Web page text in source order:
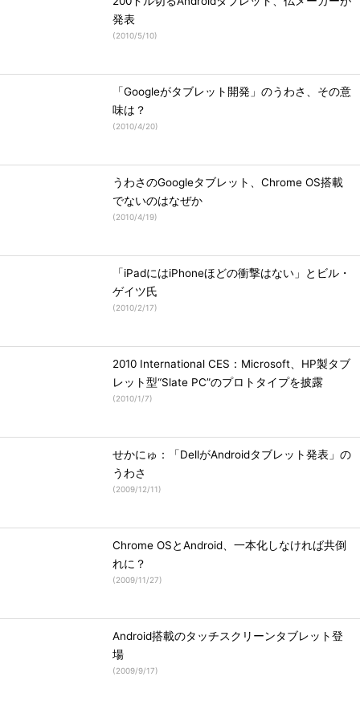
発表
(2010/5/10)
「Googleがタブレット開発」のうわさ、その意
味は？
(2010/4/20)
うわさのGoogleタブレット、Chrome OS搭載
でないのはなぜか
(2010/4/19)
「iPadにはiPhoneほどの衝撃はない」とビル・
ゲイツ氏
(2010/2/17)
2010 International CES：Microsoft、HP製タブ
レット型“Slate PC”のプロトタイプを披露
(2010/1/7)
せかにゅ：「DellがAndroidタブレット発表」の
うわさ
(2009/12/11)
Chrome OSとAndroid、一本化しなければ共倒
れに？
(2009/11/27)
Android搭載のタッチスクリーンタブレット登
場
(2009/9/17)